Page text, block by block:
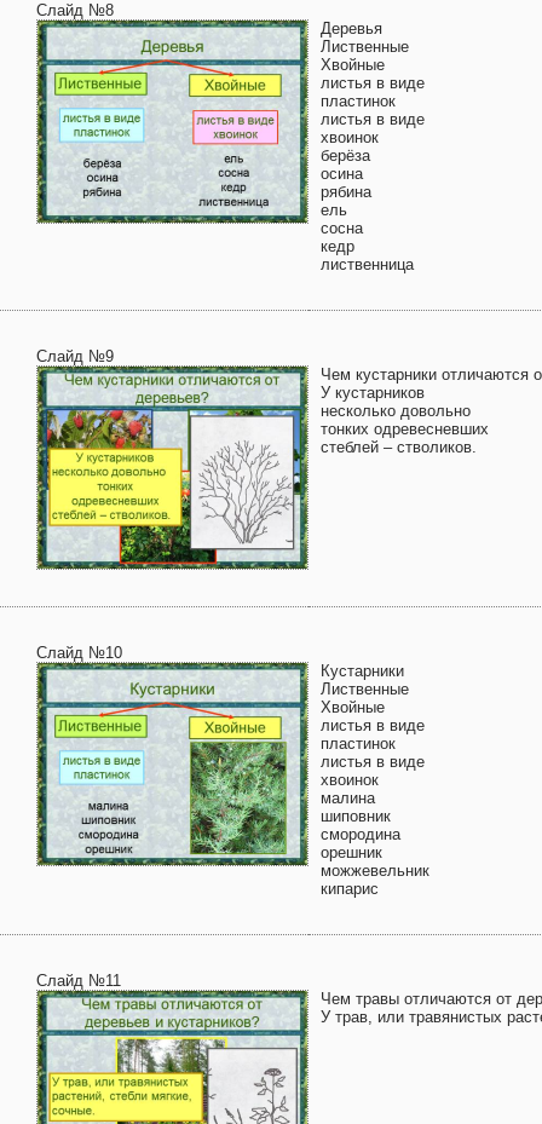
Слайд №8
Деревья
Лиственные
Хвойные
листья в виде
пластинок
листья в виде
хвоинок
берёза
осина
рябина
ель
сосна
кедр
лиственница
Слайд №9
Чем кустарники отличаются
У кустарников
несколько довольно
тонких одревесневших
стеблей – стволиков.
Слайд №10
Кустарники
Лиственные
Хвойные
листья в виде
пластинок
листья в виде
хвоинок
малина
шиповник
смородина
орешник
можжевельник
кипарис
Слайд №11
Чем травы отличаются от
У трав, или травянистых